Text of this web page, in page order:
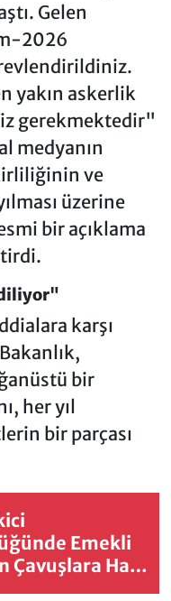
Gelen
2026
yakın askerlik
gerekmektedir"
medyanın
ve
üzerine
bir açıklama
karşı
bir
her yıl
bir parçası
Emekli
Çavuşlara Hak